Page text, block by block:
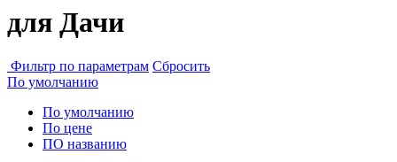
для Дачи
Фильтр по параметрам Сбросить
По умолчанию
По умолчанию
По цене
ПО названию